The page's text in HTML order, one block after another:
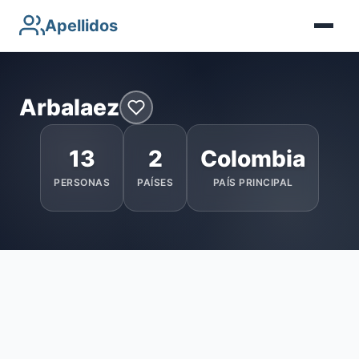
Apellidos
Arbalaez
13
PERSONAS
2
PAÍSES
Colombia
PAÍS PRINCIPAL